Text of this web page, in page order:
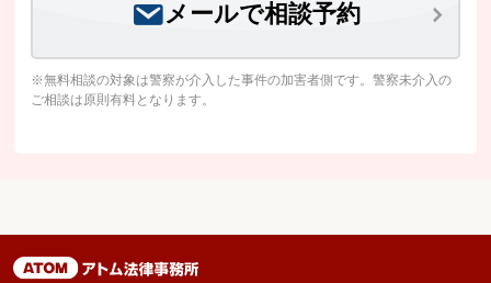
メールで相談予約
※無料相談の対象は警察が介入した事件の加害者側です。警察未介入の
ご相談は原則有料となります。